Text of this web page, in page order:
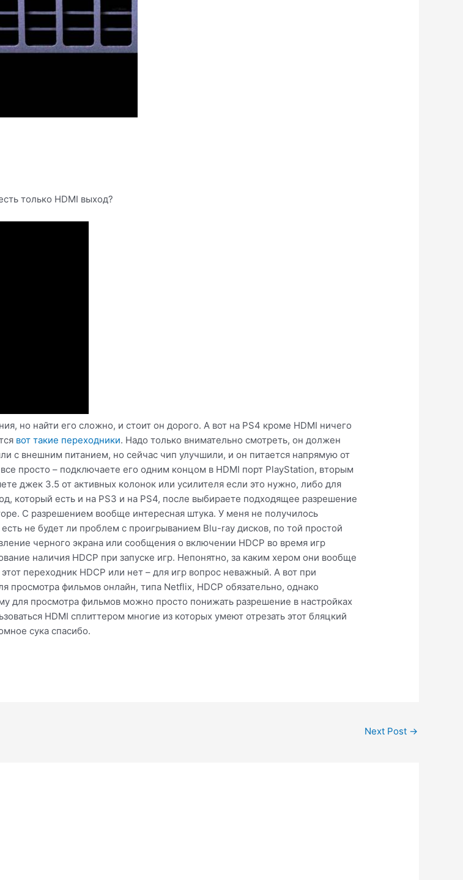
только HDMI выход?
но найти его сложно, и стоит он дорого. А вот на PS4 кроме HDMI ничего
вот такие переходники. Надо только внимательно смотреть, он должен
с внешним питанием, но сейчас чип улучшили, и он питается напрямую от
просто – подключаете его одним концом в HDMI порт PlayStation, вторым
джек 3.5 от активных колонок или усилителя если это нужно, либо для
который есть и на PS3 и на PS4, после выбираете подходящее разрешение
С разрешением вообще интересная штука. У меня не получилось
не будет ли проблем с проигрыванием Blu-ray дисков, по той простой
черного экрана или сообщения о включении HDCP во время игр
наличия HDCP при запуске игр. Непонятно, за каким хером они вообще
переходник HDCP или нет – для игр вопрос неважный. А вот при
фильмов онлайн, типа Netflix, HDCP обязательно, однако
для просмотра фильмов можно просто понижать разрешение в настройках
HDMI сплиттером многие из которых умеют отрезать этот бляцкий
сука спасибо.
Next Post →